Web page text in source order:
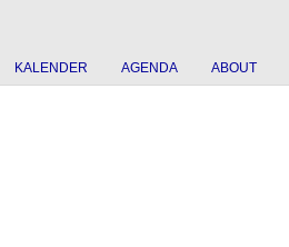
KALENDER AGENDA ABOUT